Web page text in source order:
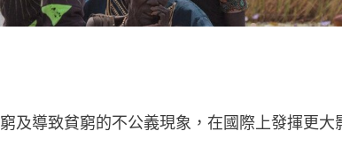
及導致貧窮的不公義現象，在國際上發揮更